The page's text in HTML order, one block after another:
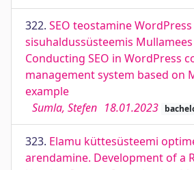
322. SEO teostamine WordPress
sisuhaldussüsteemis
Conducting SEO in WordPress
management system based on
example
Sumla, Stefen 18.01.2023
323. Elamu küttesüsteemi
arendamine. Development of a